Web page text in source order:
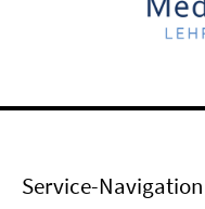
Service-Navigation